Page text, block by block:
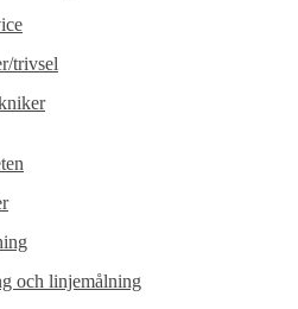
trivsel
och linjemålning